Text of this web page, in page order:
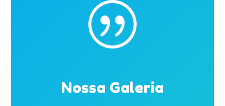
|
Nossa Galeria